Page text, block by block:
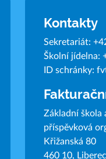
Kontakty
Sekretariát:
Školní jídelna:
ID schránky:
Základní škola
příspěvková
Křižanská 80
460 10, Liberec